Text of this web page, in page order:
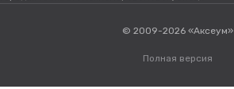
© 2009-2026 «Аксеум»
Полная версия